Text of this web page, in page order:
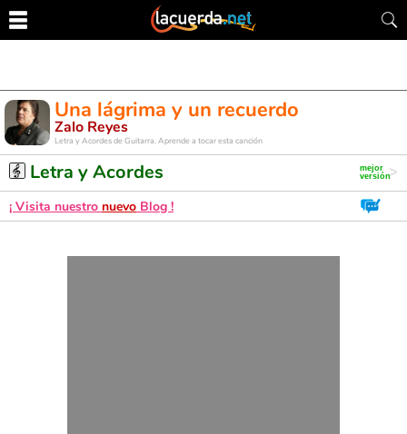
Una lágrima y un recuerdo
Zalo Reyes
Letra y Acordes de Guitarra. Aprende a tocar esta canción
Letra y Acordes
¡ Visita nuestro nuevo Blog !